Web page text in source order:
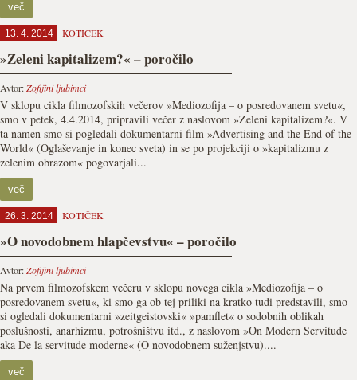
več
13. 4. 2014 KOTIČEK
»Zeleni kapitalizem?« – poročilo
Avtor:Zofijini ljubimci
V sklopu cikla filmozofskih večerov »Mediozofija – o posredovanem svetu«,
smo v petek, 4.4.2014, pripravili večer z naslovom »Zeleni kapitalizem?«. V
ta namen smo si pogledali dokumentarni film »Advertising and the End of the
World« (Oglaševanje in konec sveta) in se po projekciji o »kapitalizmu z
zelenim obrazom« pogovarjali...
več
26. 3. 2014 KOTIČEK
»O novodobnem hlapčevstvu« – poročilo
Avtor:Zofijini ljubimci
Na prvem filmozofskem večeru v sklopu novega cikla »Mediozofija – o
posredovanem svetu«, ki smo ga ob tej priliki na kratko tudi predstavili, smo
si ogledali dokumentarni »zeitgeistovski« »pamflet« o sodobnih oblikah
poslušnosti, anarhizmu, potrošništvu itd., z naslovom »On Modern Servitude
aka De la servitude moderne« (O novodobnem suženjstvu)....
več